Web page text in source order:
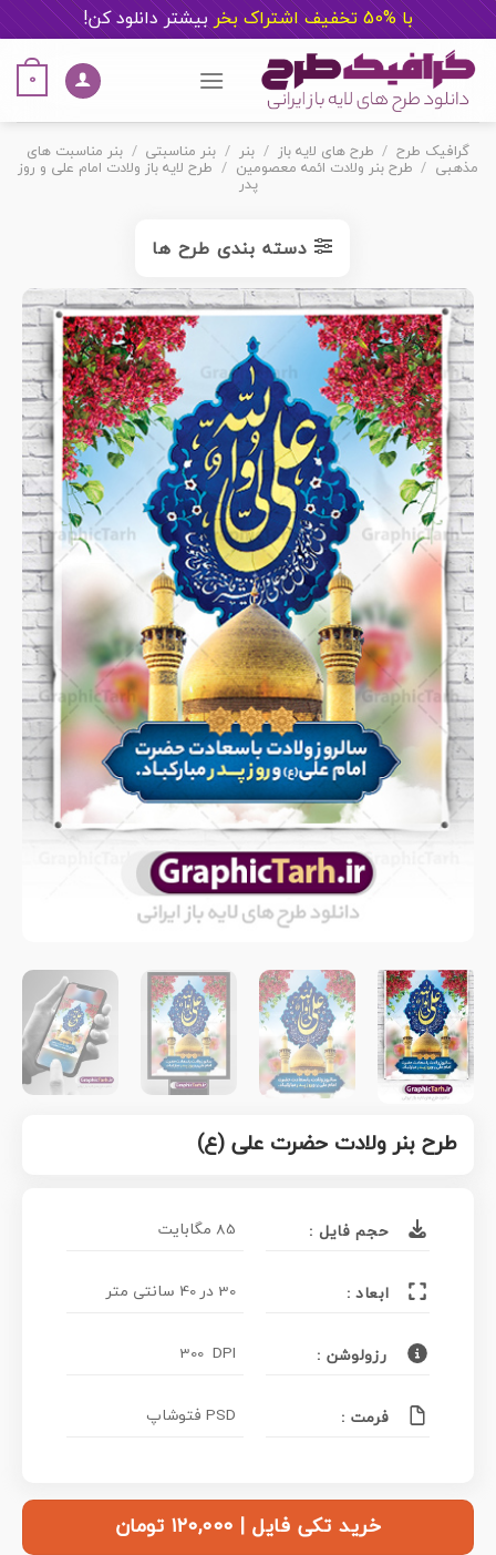
با %50 تخفیف اشتراک بخر بیشتر دانلود کن!
content
0
گرافیک طرح / طرح های لایه باز / بنر / بنر مناسبتی / بنر مناسبت های
مذهبی / طرح بنر ولادت ائمه معصومین / طرح لایه باز ولادت امام علی و روز
پدر
دسته بندی طرح ها
طرح بنر ولادت حضرت علی (ع)
حجم فایل : 85 مگابایت
ابعاد : 30 در 40 سانتی متر
رزولوشن : 300 DPI
فرمت : PSD فتوشاپ
خرید تکی فایل | ۱۲۰,۰۰۰ تومان